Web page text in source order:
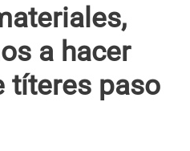
a hacer
títeres paso